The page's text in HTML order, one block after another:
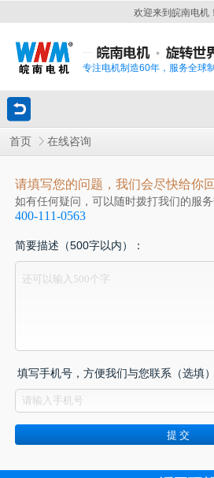
欢迎来到皖南电机！
专注电机制造60年，服务全球
首页 在线咨询
请填写您的问题，我们会尽快给你回
如有任何疑问，可以随时拨打我们的服务
400-111-0563
简要描述（500字以内）：
填写手机号，方便我们与您联系（选填）